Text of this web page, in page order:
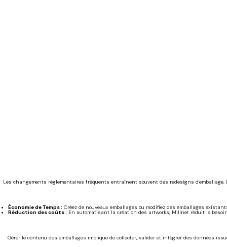
Les changements réglementaires fréquents entraînent souvent des redesigns
Économie de Temps : Créez de nouveaux emballages ou modifiez des emballages
Réduction des coûts : En automatisant la création des artworks, Millnet réduit le
Gérer le contenu des emballages implique de collecter, valider et intégrer des données